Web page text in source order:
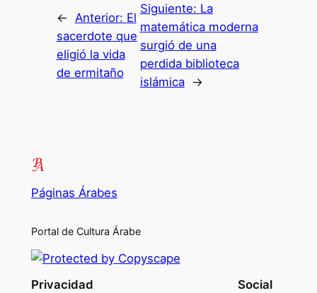
← Anterior: El
sacerdote que
eligió la vida
de ermitaño
Siguiente: La
matemática moderna
surgió de una
perdida biblioteca
islámica
→
Páginas Árabes
Portal de Cultura Árabe
Privacidad Social